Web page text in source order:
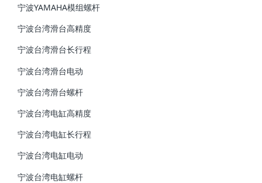
宁波YAMAHA模组螺杆
宁波台湾滑台高精度
宁波台湾滑台长行程
宁波台湾滑台电动
宁波台湾滑台螺杆
宁波台湾电缸高精度
宁波台湾电缸长行程
宁波台湾电缸电动
宁波台湾电缸螺杆